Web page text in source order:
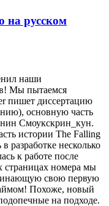
на русском
наши
Мы пытаемся
пишет диссертацию
основную часть
Смоукскрин_кун.
истории The Falling
разработке несколько
к работе после
страницах номера мы
свою первую
Похоже, новый
на подходе.